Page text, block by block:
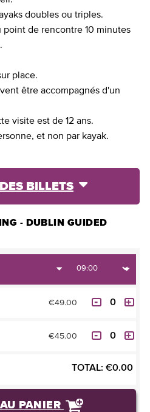
doubles ou triples.
de rencontre 10 minutes
place.
être accompagnés d'un
visite est de 12 ans.
et non par kayak.
BILLETS
- DUBLIN GUIDED
€49.00
€45.00
TOTAL: €0.00
PANIER